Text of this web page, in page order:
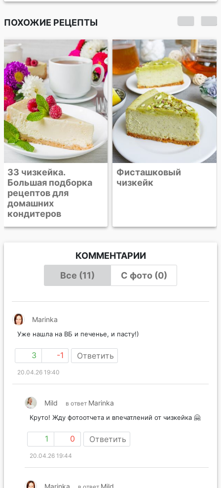
ПОХОЖИЕ РЕЦЕПТЫ
Фисташковый
чизкейк
Чизкейк с
"Нутеллой"
КОММЕНТАРИИ
Все (11)
С фото (0)
Marinka
Уже нашла на ВБ и печенье, и пасту!)
3 -1 Ответить
20.04.26 19:40
Mild в ответ Marinka
Круто! Жду фотоотчета и впечатлений от чизкейка 🤗
1 0 Ответить
20.04.26 19:44
Marinka Mild